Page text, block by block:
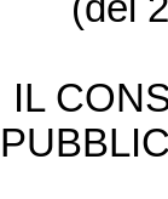
(del
IL